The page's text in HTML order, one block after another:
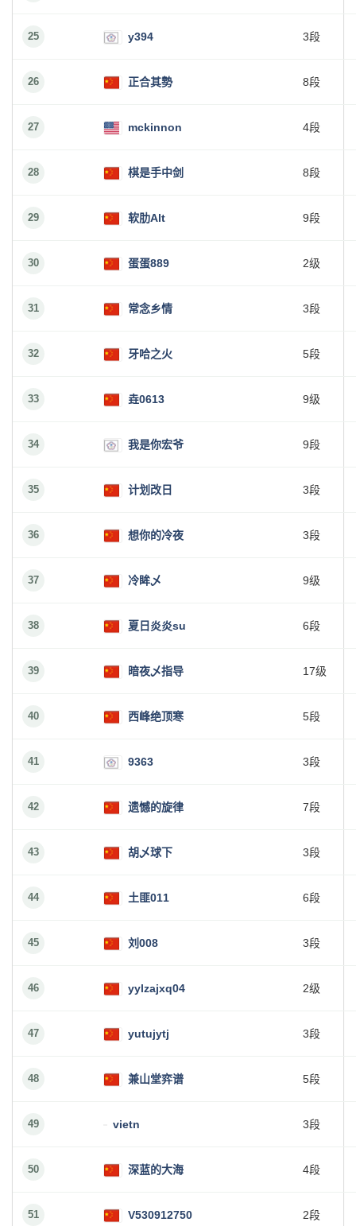
25 y394 3段
26 正合其勢 8段
27 mckinnon 4段
28 棋是手中剑 8段
29 软肋Alt 9段
30 蛋蛋889 2级
31 常念乡情 3段
32 牙哈之火 5段
33 垚0613 9级
34 我是你宏爷 9段
35 计划改日 3段
36 想你的冷夜 3段
37 冷眸乄 9级
38 夏日炎炎su 6段
39 暗夜乄指导 17级
40 西峰绝顶寒 5段
41 9363 3段
42 遗憾的旋律 7段
43 胡乄球下 3段
44 土匪011 6段
45 刘008 3段
46 yylzajxq04 2级
47 yutujytj 3段
48 兼山堂弈谱 5段
49 vietn 3段
50 深蓝的大海 4段
51 V530912750 2段